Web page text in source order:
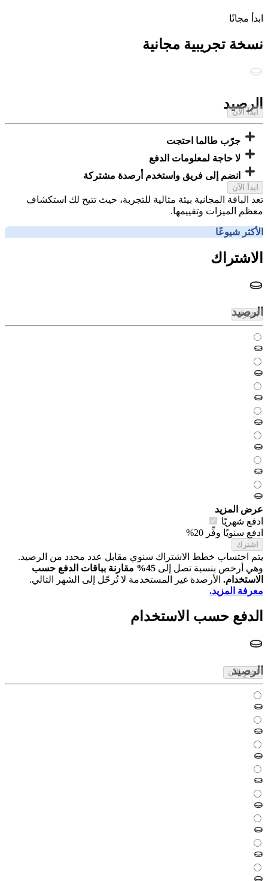
ابدأ مجانًا
نسخة تجريبية مجانية
الرصيد
مجاني
ابدأ الآن
جرّب طالما احتجت
لا حاجة لمعلومات الدفع
انضم إلى فريق واستخدم أرصدة مشتركة
ابدأ الآن
تعد الباقة المجانية بيئة مثالية للتجربة، حيث تتيح لك استكشاف
معظم الميزات وتقييمها.
الأكثر شيوعًا
الاشتراك
الرصيد
اشترك
عرض المزيد
ادفع شهريًا
ادفع سنويًا وفِّر 20%
اشترك
يتم احتساب خطط الاشتراك سنوي مقابل عدد محدد من الرصيد.
وهي أرخص بنسبة تصل إلى
45% مقارنة بباقات الدفع حسب
الاستخدام. الأرصدة غير المستخدمة لا تُرحّل إلى الشهر التالي.
معرفة المزيد.
الدفع حسب الاستخدام
الرصيد
اشترِ الآن